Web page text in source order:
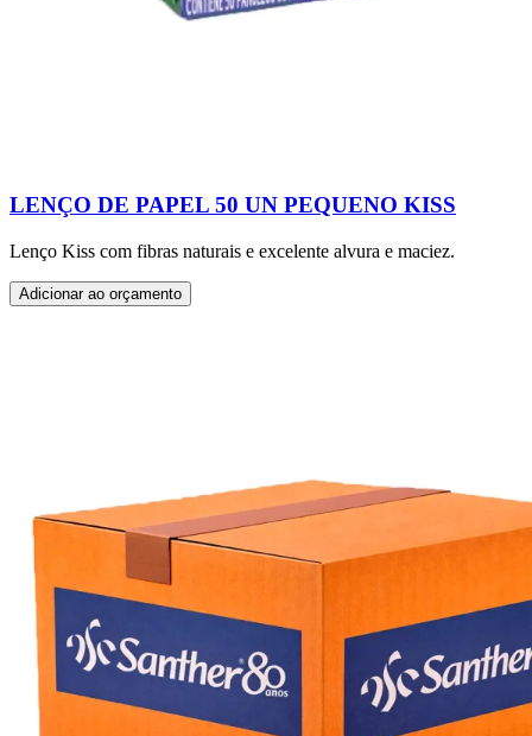
LENÇO DE PAPEL 50 UN PEQUENO KISS
Lenço Kiss com fibras naturais e excelente alvura e maciez.
Adicionar ao orçamento